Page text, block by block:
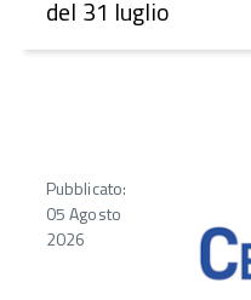
del 31 luglio
Pubblicato:
05 Agosto
2026